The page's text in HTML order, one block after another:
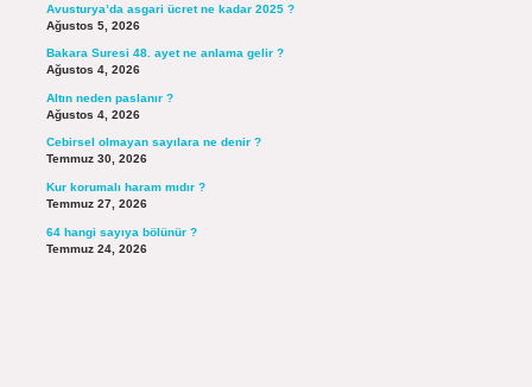
Avusturya’da asgari ücret ne kadar 2025 ?
Ağustos 5, 2026
Bakara Suresi 48. ayet ne anlama gelir ?
Ağustos 4, 2026
Altın neden paslanır ?
Ağustos 4, 2026
Cebirsel olmayan sayılara ne denir ?
Temmuz 30, 2026
Kur korumalı haram mıdır ?
Temmuz 27, 2026
64 hangi sayıya bölünür ?
Temmuz 24, 2026